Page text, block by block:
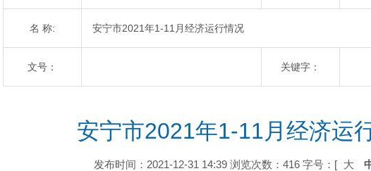
名 称: 安宁市2021年1-11月经济运行情况
文号： 关键字：
安宁市2021年1-11月经济运
发布时间：2021-12-31 14:39 浏览次数：416 字号：[ 大